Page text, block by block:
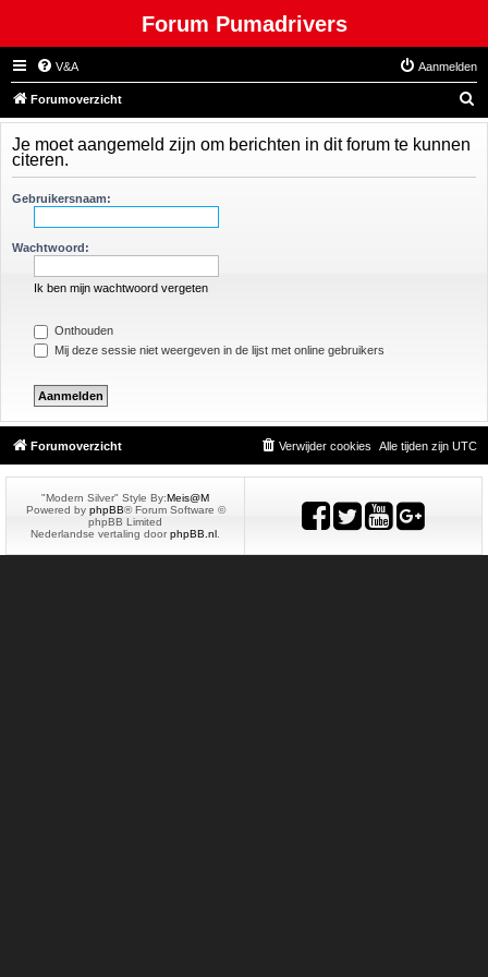
Forum Pumadrivers
V&A Aanmelden
Forumoverzicht
o
Je moet aangemeld zijn om berichten in dit forum te kunnen
citeren.
Gebruikersnaam:
Wachtwoord:
Ik ben mijn wachtwoord vergeten
Onthouden
Mij deze sessie niet weergeven in de lijst met online gebruikers
Forumoverzicht Alle tijden zijn UTC
Verwijder cookies
"Modern Silver" Style By:Meis@M
Powered by phpBB® Forum Software ©
phpBB Limited
Nederlandse vertaling doorphpBB.nl.